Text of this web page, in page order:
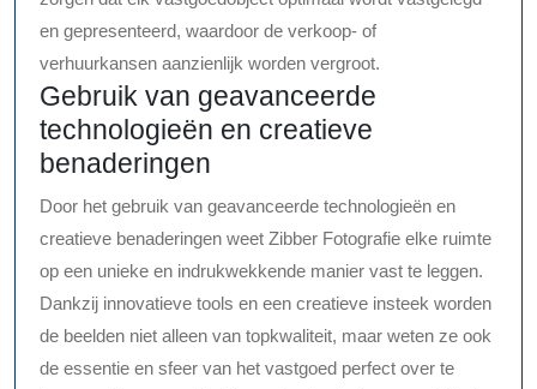
en gepresenteerd, waardoor de verkoop- of
verhuurkansen aanzienlijk worden vergroot.
Gebruik van geavanceerde
technologieën en creatieve
benaderingen
Door het gebruik van geavanceerde technologieën en
creatieve benaderingen weet Zibber Fotografie elke ruimte
op een unieke en indrukwekkende manier vast te leggen.
Dankzij innovatieve tools en een creatieve insteek worden
de beelden niet alleen van topkwaliteit, maar weten ze ook
de essentie en sfeer van het vastgoed perfect over te